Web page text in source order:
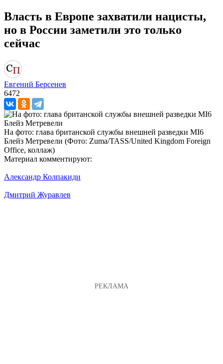
Власть в Европе захватили нацисты,
но в России заметили это только
сейчас
Евгений Берсенев
6472
На фото: глава британской службы внешней разведки MI6
Блейз Метревели (Фото: Zuma/TASS/United Kingdom Foreign
Office, коллаж)
Материал комментируют:
Александр Колпакиди
Дмитрий Журавлев